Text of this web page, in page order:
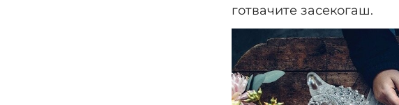
готвачите засекогаш.